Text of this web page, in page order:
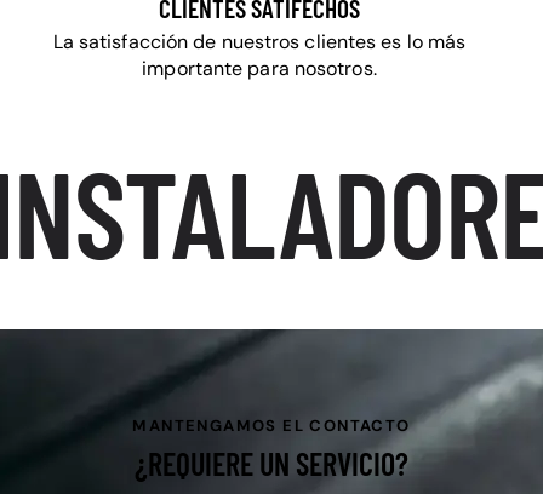
CLIENTES SATIFECHOS
La satisfacción de nuestros clientes es lo más
importante para nosotros.
MANTENGAMOS EL CONTACTO
¿REQUIERE UN SERVICIO?